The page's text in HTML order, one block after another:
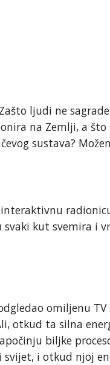
ljudi ne
na Zemlji, a što
sustava?
kut svemira i
omiljenu TV
otkud ta silna
biljke
i otkud njoj